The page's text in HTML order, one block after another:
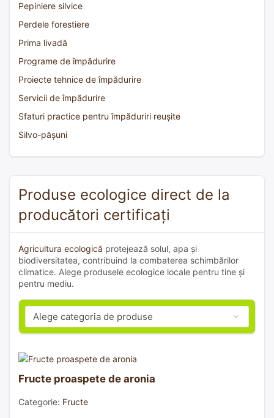
Pepiniere silvice
Perdele forestiere
Prima livadă
Programe de împădurire
Proiecte tehnice de împădurire
Servicii de împădurire
Sfaturi practice pentru împăduriri reușite
Silvo-pășuni
Produse ecologice direct de la
producători certificați
Agricultura ecologică protejează solul, apa și
biodiversitatea, contribuind la combaterea schimbărilor
climatice. Alege produsele ecologice locale pentru tine și
pentru mediu.
Fructe proaspete de aronia
Categorie: Fructe